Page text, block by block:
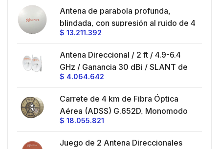
Antena de parabola profunda,
blindada, con supresión al ruido de 4
ft, 5.9-7.2 GHz, Ganancia 36 dBi con
hasta 80 km, Conectores N-hembra,
montaje con alineación milimétrica.
$ 13.211.392
Antena Direccional / 2 ft / 4.9-6.4
GHz / Ganancia 30 dBi / SLANT de
45 ° y 90 ° / Conector N-Hembra /
Montaje y jumpers incluidos.
$ 4.064.642
Carrete de 4 km de Fibra Óptica
Aérea (ADSS) G.652D, Monomodo
de 24 Hilos, Exterior, Span 200,
$ 18.055.821
Juego de 2 Antena Direccionales